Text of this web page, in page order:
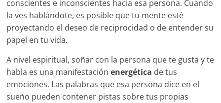
conscientes e inconscientes hacia esa persona. Cuando
la ves hablándote, es posible que tu mente esté
proyectando el deseo de reciprocidad o de entender su
papel en tu vida.
A nivel espiritual, soñar con la persona que te gusta y te
habla es una manifestaciónenergética de tus
emociones. Las palabras que esa persona dice en el
sueño pueden contener pistas sobre tus propias